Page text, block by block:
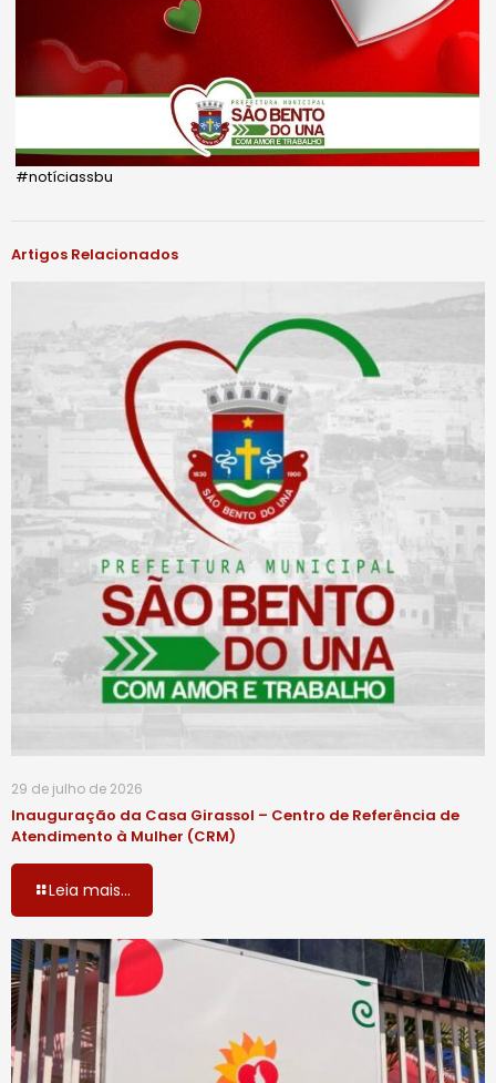
#notíciassbu
Artigos Relacionados
29 de julho de 2026
Inauguração da Casa Girassol – Centro de Referência de
Atendimento à Mulher (CRM)
Leia mais...